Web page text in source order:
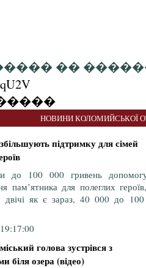
��
НОВИНИ КОЛОМИЙСЬКОЇ
підтримку для сімей
до 100 000 гривень
пам’ятника для полеглих
двічі як є зараз, 40 000 до
голова зустрівся з
біля озера (відео)